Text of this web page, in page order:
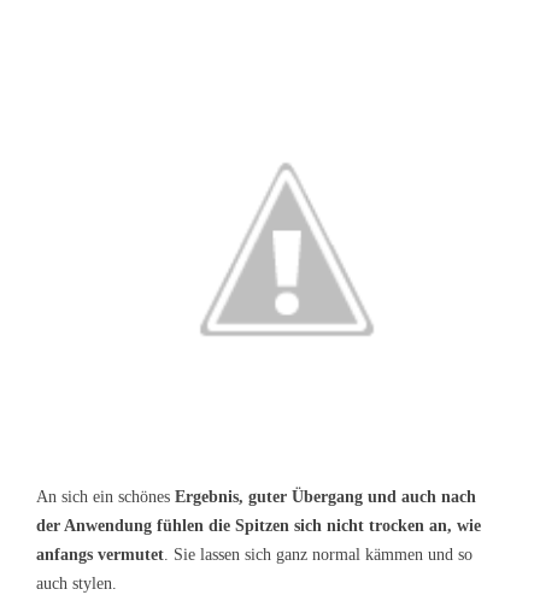
An sich ein schönes Ergebnis, guter Übergang und auch nach
der Anwendung fühlen die Spitzen sich nicht trocken an, wie
anfangs vermutet. Sie lassen sich ganz normal kämmen und so
auch stylen.